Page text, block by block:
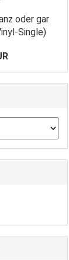
oder gar
Single)